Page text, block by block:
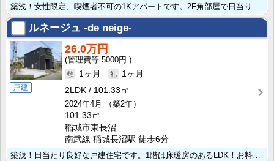
築浅！女性限定、喫煙者不可の1Kアパートです。2F角部屋で日当り良好！オートロック、TVモニターホン･･･
ルネージュ -de neige-
戸建
26.0万円
5000円
1ヶ月
1ヶ月
2LDK
101.33㎡
2024年4月
（築2年）
101.33㎡
稲城市東長沼
南武線 稲城長沼駅 徒歩6分
築浅！日当たり良好な戸建住宅です。1階は床暖房のあるLDK！お料理好きの主婦あこがれの3口コンロを備･･･